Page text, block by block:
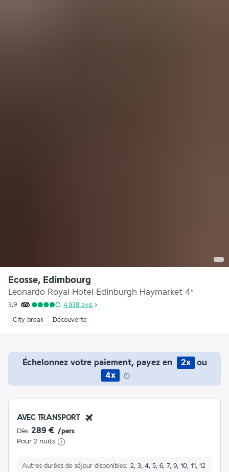
Ecosse, Edimbourg
Leonardo Royal Hotel Edinburgh Haymarket 4*
3,9 4 938 avis
City break Découverte
Échelonnez votre paiement, payez en 2x
ou
4x
AVEC TRANSPORT
Dès 289 € /pers
Pour 2 nuits
Autres durées de séjour disponibles 2, 3, 4, 5, 6, 7, 9, 10, 11, 12